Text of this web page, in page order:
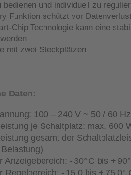
bedienen und individuell zu
Funktion schützt vor
Chip Technologie kann eine
mit zwei Steckplätzen
Daten:
100 – 240 V ~ 50 / 60 Hz
je Schaltplatz: max. 600
gesamt der
Anzeigebereich: - 30° C bis +
Regelbereich: - 15,0 bis + 75,0°